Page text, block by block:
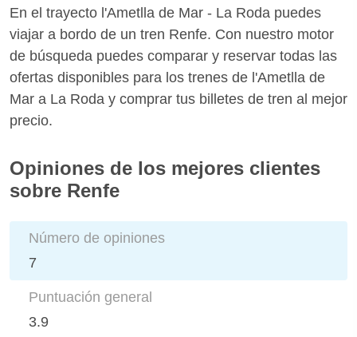
En el trayecto l'Ametlla de Mar - La Roda puedes
viajar a bordo de un tren Renfe. Con nuestro motor
de búsqueda puedes comparar y reservar todas las
ofertas disponibles para los trenes de l'Ametlla de
Mar a La Roda y comprar tus billetes de tren al mejor
precio.
Opiniones de los mejores clientes
sobre Renfe
Número de opiniones
7
Puntuación general
3.9